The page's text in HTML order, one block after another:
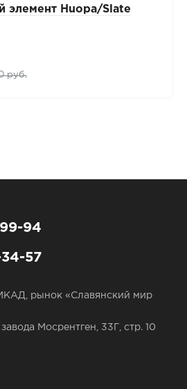
элемент Huopa/Slate
руб.
94
57
рынок «Славянский мир
Мосрентген, 33Г, стр. 10